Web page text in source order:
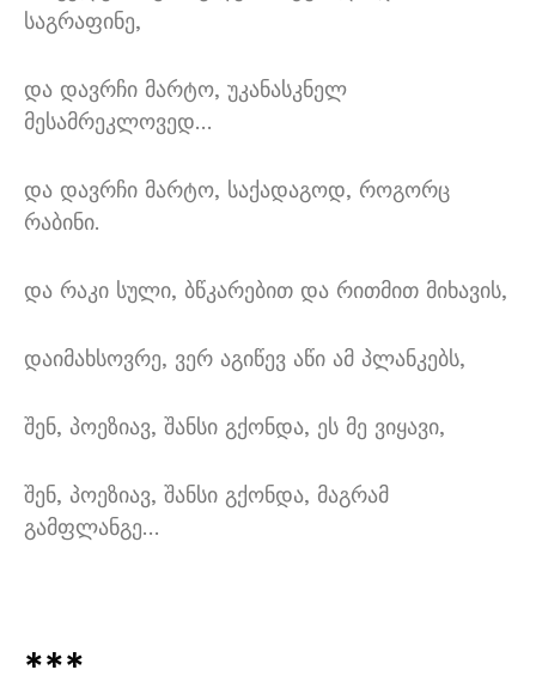
საგრაფინე,
და დავრჩი მარტო, უკანასკნელ
მესამრეკლოვედ…
და დავრჩი მარტო, საქადაგოდ, როგორც
რაბინი.
და რაკი სული, ბწკარებით და რითმით მიხავის,
დაიმახსოვრე, ვერ აგიწევ აწი ამ პლანკებს,
შენ, პოეზიავ, შანსი გქონდა, ეს მე ვიყავი,
შენ, პოეზიავ, შანსი გქონდა, მაგრამ
გამფლანგე…
***